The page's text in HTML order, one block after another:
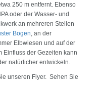
250 m entfernt. Ebenso
oder der Wasser- und
an mehreren Stellen
Bogen, an der
Elbwiesen und auf der
Einfluss der Gezeiten kann
natürlicher entwickeln.
unseren Flyer. Sehen Sie